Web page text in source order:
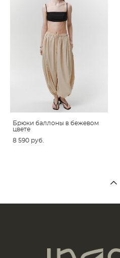
Брюки баллоны в бежевом
цвете
8 590 pуб.